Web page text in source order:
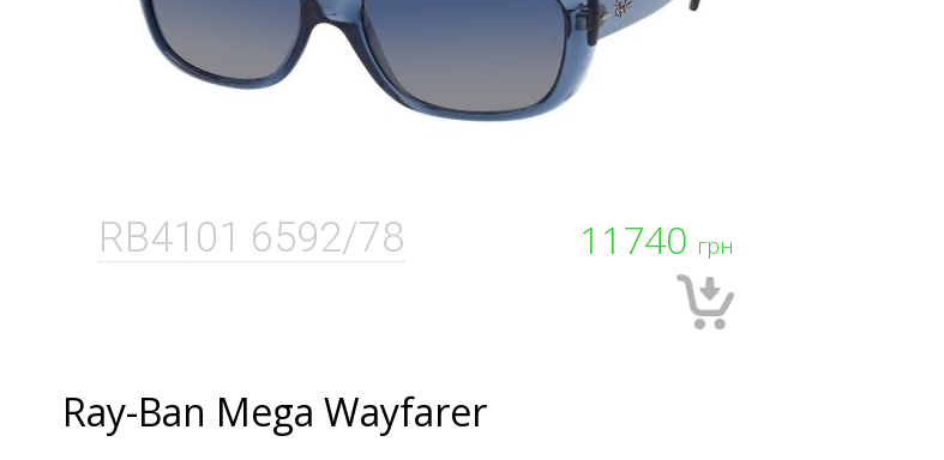
11740 грн
RB4101 6592/78
Ray-Ban Mega Wayfarer